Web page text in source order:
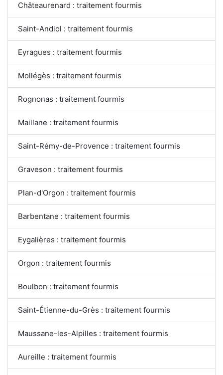
Châteaurenard : traitement fourmis
Saint-Andiol : traitement fourmis
Eyragues : traitement fourmis
Mollégès : traitement fourmis
Rognonas : traitement fourmis
Maillane : traitement fourmis
Saint-Rémy-de-Provence : traitement fourmis
Graveson : traitement fourmis
Plan-d'Orgon : traitement fourmis
Barbentane : traitement fourmis
Eygalières : traitement fourmis
Orgon : traitement fourmis
Boulbon : traitement fourmis
Saint-Étienne-du-Grès : traitement fourmis
Maussane-les-Alpilles : traitement fourmis
Aureille : traitement fourmis